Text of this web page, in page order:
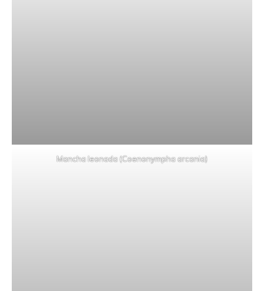
Mancha leonada (Coenonympha arcania)